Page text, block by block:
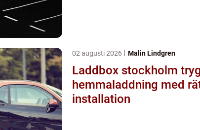
02 augusti 2026 Malin Lindgren
Laddbox stockholm trygg
hemmaladdning med
installation